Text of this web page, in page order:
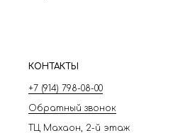
КОНТАКТЫ
+7 (914) 798-08-00
Обратный звонок
ТЦ Махаон, 2-й этаж